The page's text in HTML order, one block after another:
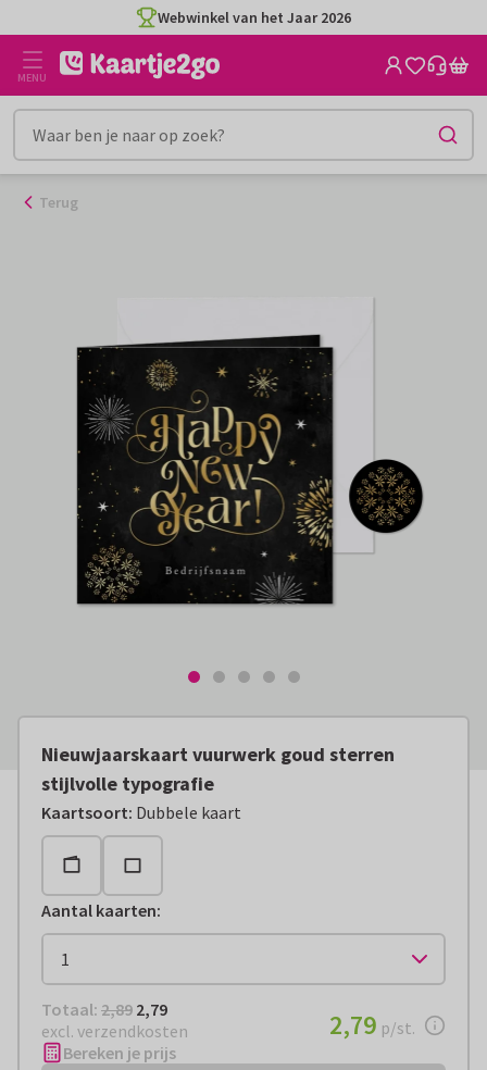
naar
inhoud
Webwinkel van het Jaar 2026
MENU
Terug
Nieuwjaarskaart vuurwerk goud sterren
stijlvolle typografie
Kaartsoort: Dubbele kaart
Aantal kaarten:
Totaal: € 2,79
Totaal: 2,89 2,79
excl. verzendkosten
€ 2,79per stuk
2,79 p/st.
Bereken je prijs